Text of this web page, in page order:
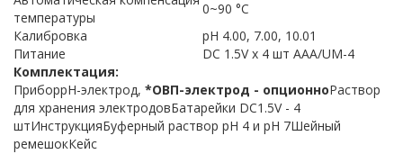
температуры
0~90 °C
Калибровка
рН 4.00, 7.00, 10.01
Питание
DC 1.5V x 4 шт ААА/UM-4
Комплектация:
ПриборрН-электрод, *ОВП-электрод - опционноРаствор
для хранения электродовБатарейки DC1.5V - 4
штИнструкцияБуферный раствор рН 4 и рН 7Шейный
ремешокКейс